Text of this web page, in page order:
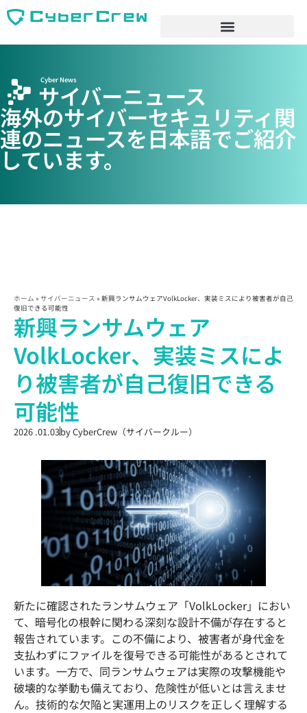
サイバーニュース
Cyber News
海外のサイバーセキュリティ関
連のニュースを日本語でご紹介
しています。
ホーム » サイバーニュース » 新興ランサムウェアVolkLocker、実装ミスにより被害者が自己
復旧できる可能性
新興ランサムウェア
VolkLocker、実装ミスによ
り被害者が自己復旧できる
可能性
2026 .01.03byCyberCrew（サイバークルー）
新たに確認されたランサムウェア「VolkLocker」におい
て、暗号化の根幹に関わる深刻な設計不備が存在すると
報告されています。この不備により、被害者が身代金を
支払わずにファイルを復号できる可能性があるとされて
います。一方で、同ランサムウェアは実際の攻撃機能や
破壊的な挙動も備えており、危険性が低いとは言えませ
ん。技術的な欠陥と実運用上のリスクを正しく理解する